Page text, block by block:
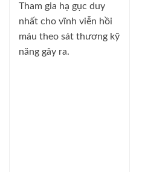
Tham gia hạ gục duy
nhất cho vĩnh viễn hồi
máu theo sát thương kỹ
năng gây ra.